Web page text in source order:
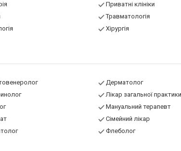
Приватні клініки
Травматологія
Хірургія
Дерматолог
Лікар загальної практики
Мануальний терапевт
Сімейний лікар
Флеболог